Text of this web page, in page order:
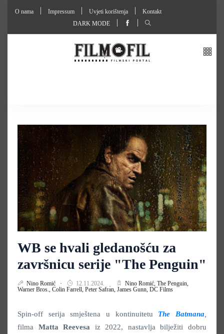
O nama Impressum Uvjeti korištenja
Kontakt
DARK MODE
WB se hvali gledanošću za
završnicu serije "The Penguin"
Nino Romić 12.11.2024. Nino Romić, The Penguin,
Warner Bros., Colin Farrell, Peter Safran, James Gunn, DC Films
Spin-off serija smještena u kontinuitetu The Batmana
filma Matta Reevesa iz 2022, nastavlja bilježiti dobru